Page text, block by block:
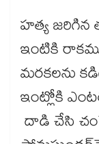
హత్య జరిగిన
ఇంటికి
మరకలను
ఇంట్లోకి
దాడి చేసి